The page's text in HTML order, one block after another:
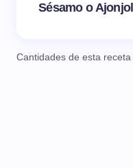
Sésamo o
Cantidades de esta